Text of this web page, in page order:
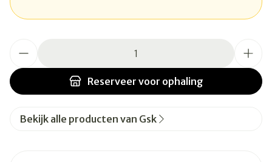
Reserveer voor ophaling
Bekijk alle producten van Gsk